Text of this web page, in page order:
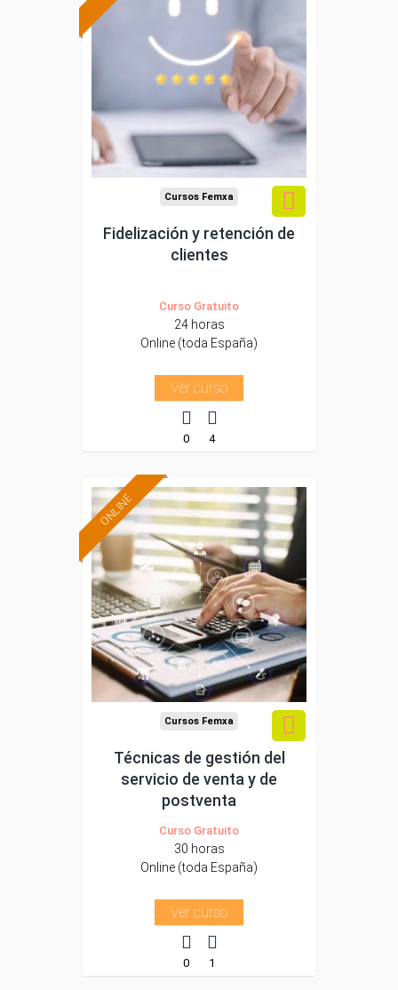
Formación 100%
subvencionada.
Para desempleados,
trabajadores y
autónomos.
Sector
-Comercio.
Cursos Femxa
Fidelización y retención de
clientes
Curso Gratuito
24 horas
Online (toda España)
Ver curso
0 4
ONLINE
Formación 100%
subvencionada.
Para desempleados,
trabajadores y
autónomos.
Sector
-Comercio.
Cursos Femxa
Técnicas de gestión del
servicio de venta y de
postventa
Curso Gratuito
30 horas
Online (toda España)
Ver curso
0 1